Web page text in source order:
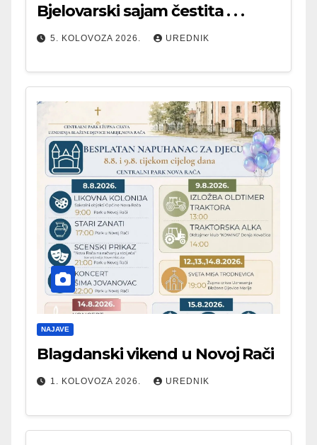
Bjelovarski sajam čestita . . .
5. KOLOVOZA 2026. UREDNIK
NAJAVE
Blagdanski vikend u Novoj Rači
1. KOLOVOZA 2026. UREDNIK